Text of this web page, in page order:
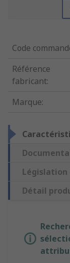
Code
Référence
fabricant:
Marque:
Détail